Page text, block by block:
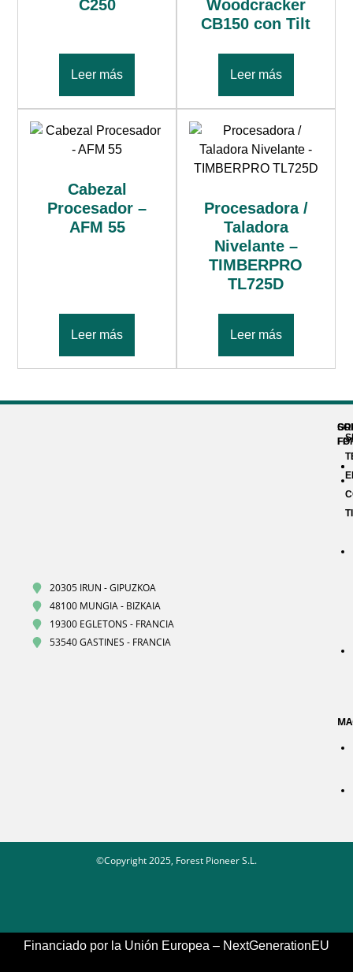
C250
Leer más
Woodcracker
CB150 con Tilt
Leer más
Cabezal
Procesador –
AFM 55
Leer más
Procesadora /
Taladora
Nivelante –
TIMBERPRO
TL725D
Leer más
20305 IRUN - GIPUZKOA
48100 MUNGIA - BIZKAIA
19300 EGLETONS - FRANCIA
53540 GASTINES - FRANCIA
FP
©Copyright 2025, Forest Pioneer S.L.
Financiado por la Unión Europea – NextGenerationEU